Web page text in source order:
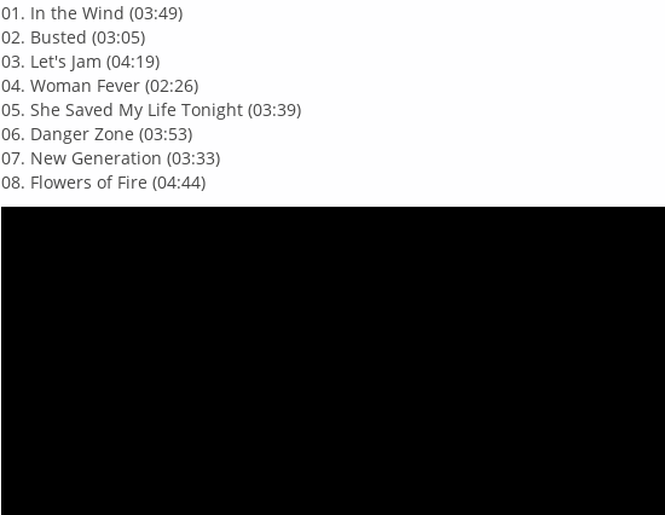
01. In the Wind (03:49)
02. Busted (03:05)
03. Let's Jam (04:19)
04. Woman Fever (02:26)
05. She Saved My Life Tonight (03:39)
06. Danger Zone (03:53)
07. New Generation (03:33)
08. Flowers of Fire (04:44)